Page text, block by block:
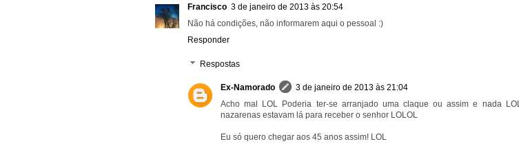
Francisco 3 de janeiro de 2013 às 20:54
Não há condições, não informarem aqui o pessoal :)
Responder
Respostas
Ex-Namorado
3 de janeiro de 2013 às 21:04
Acho mal LOL Poderia ter-se arranjado uma claque ou assim e nada
nazarenas estavam lá para receber o senhor LOLOL
Eu só quero chegar aos 45 anos assim! LOL